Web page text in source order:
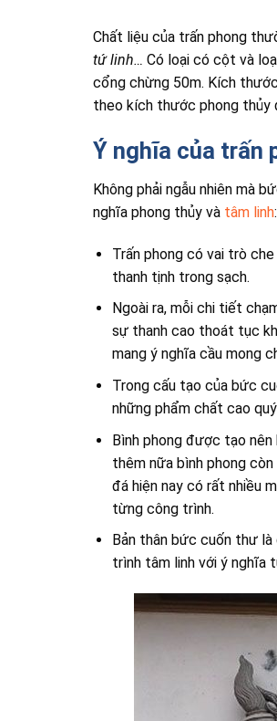
Chất liệu của trấn phong
tứ linh… Có loại có cột và
cổng chừng 50m. Kích
theo kích thước phong thủy
Ý nghĩa của trấn
Không phải ngẫu nhiên mà
nghĩa phong thủy và tâm linh:
Trấn phong có vai trò
thanh tịnh trong sạch.
Ngoài ra, mỗi chi tiết
sự thanh cao thoát tục
mang ý nghĩa cầu mong
Trong cấu tạo của bức
những phẩm chất cao
Bình phong được tạo
thêm nữa bình phong
đá hiện nay có rất nhiều
từng công trình.
Bản thân bức cuốn thư
trình tâm linh với ý nghĩa